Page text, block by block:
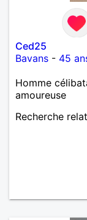
Ced25
Bavans - 45
Homme
amoureuse
Recherche